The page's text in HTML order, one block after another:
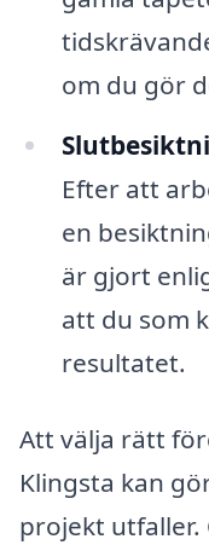
om du gör
Efter att
en
är gjort
att du som
resultatet.
Att välja rätt
Klingsta kan
projekt utfaller.